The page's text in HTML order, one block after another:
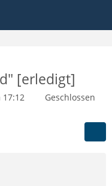
[erledigt]
17:12
Geschlossen